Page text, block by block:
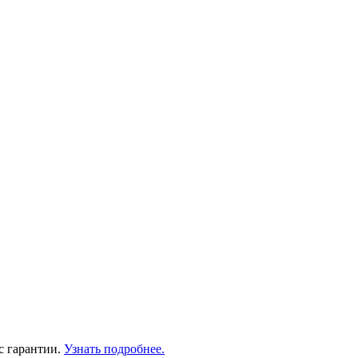
гарантии. Узнать подробнее.